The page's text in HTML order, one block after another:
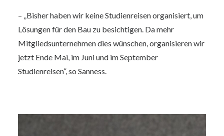
– „Bisher haben wir keine Studienreisen organisiert, um
Lösungen für den Bau zu besichtigen. Da mehr
Mitgliedsunternehmen dies wünschen, organisieren wir
jetzt Ende Mai, im Juni und im September
Studienreisen“, so Sanness.